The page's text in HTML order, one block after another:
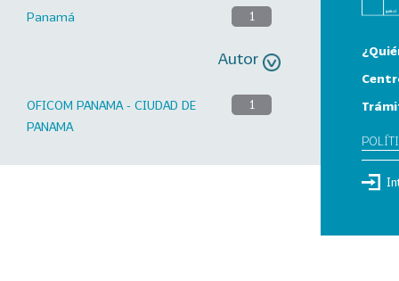
Panamá 1
Autor
OFICOM PANAMA - CIUDAD DE
PANAMA
1